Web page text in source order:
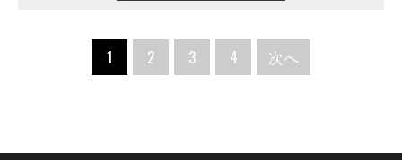
1 2 3 4 次へ